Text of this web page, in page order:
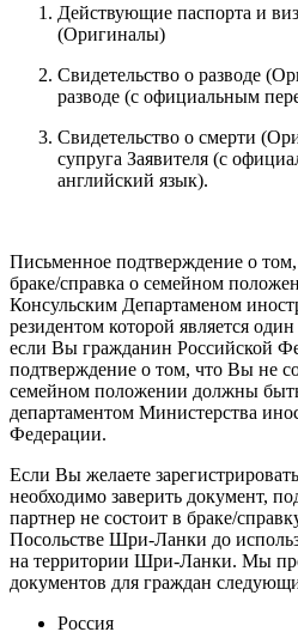
Действующие паспорта и
(Оригиналы)
Свидетельство о разводе
разводе (с официальным
Свидетельство о смерти
супруга Заявителя (с
английский язык).
Письменное подтверждение о том,
браке/справка о семейном
Консульским Департаменом
резидентом которой является
если Вы гражданин Российской
подтверждение о том, что Вы не
семейном положении должны
департаментом Министерства
Федерации.
Если Вы желаете
необходимо заверить документ,
партнер не состоит в браке/
Посольстве Шри-Ланки до
на территории Шри-Ланки. Мы
документов для граждан
Россия